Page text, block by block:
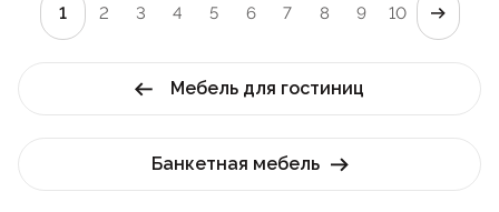
1 2 3 4 5 6 7 8 9 10
Мебель для гостиниц
Банкетная мебель